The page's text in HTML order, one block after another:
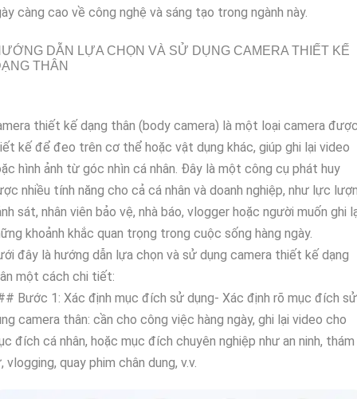
càng cao về công nghệ và sáng tạo trong ngành này.
DẪN LỰA CHỌN VÀ SỬ DỤNG CAMERA THIẾT KẾ
THÂN
thiết kế dạng thân (body camera) là một loại camera
kế để đeo trên cơ thể hoặc vật dụng khác, giúp ghi lại video
hình ảnh từ góc nhìn cá nhân. Đây là một công cụ phát huy
nhiều tính năng cho cả cá nhân và doanh nghiệp, như lực
sát, nhân viên bảo vệ, nhà báo, vlogger hoặc người muốn ghi
khoảnh khắc quan trọng trong cuộc sống hàng ngày.
đây là hướng dẫn lựa chọn và sử dụng camera thiết kế dạng
một cách chi tiết:
Bước 1: Xác định mục đích sử dụng- Xác định rõ mục đích sử
camera thân: cần cho công việc hàng ngày, ghi lại video cho
đích cá nhân, hoặc mục đích chuyên nghiệp như an ninh, thám
vlogging, quay phim chân dung, v.v.